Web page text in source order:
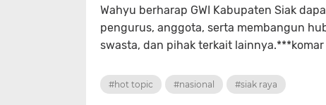
Wahyu berharap GWI Kabupaten Siak
pengurus, anggota, serta membangun
swasta, dan pihak terkait lainnya.***komar
#hot topic #nasional #siak raya